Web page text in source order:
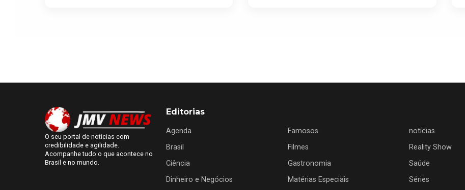
O seu portal de notícias com
credibilidade e agilidade.
Acompanhe tudo o que acontece no
Brasil e no mundo.
Editorias
Agenda
Brasil
Ciência
Dinheiro e Negócios
Famosos
Filmes
Gastronomia
Matérias Especiais
notícias
Reality Show
Saúde
Séries